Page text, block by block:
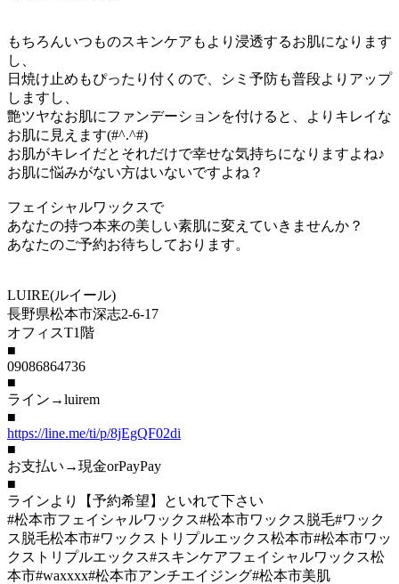
もちろんいつものスキンケアもより浸透するお肌になります
し、
日焼け止めもぴったり付くので、シミ予防も普段よりアップ
しますし、
艶ツヤなお肌にファンデーションを付けると、よりキレイな
お肌に見えます(#^.^#)
お肌がキレイだとそれだけで幸せな気持ちになりますよね♪
お肌に悩みがない方はいないですよね？
フェイシャルワックスで
あなたの持つ本来の美しい素肌に変えていきませんか？
あなたのご予約お待ちしております。
LUIRE(ルイール)
長野県松本市深志2-6-17
オフィスT1階
■
09086864736
■
ライン→luirem
■
https://line.me/ti/p/8jEgQF02di
■
お支払い→現金orPayPay
■
ラインより【予約希望】といれて下さい
#松本市フェイシャルワックス#松本市ワックス脱毛#ワック
ス脱毛松本市#ワックストリプルエックス松本市#松本市ワッ
クストリプルエックス#スキンケアフェイシャルワックス松
本市#waxxxx#松本市アンチエイジング#松本市美肌